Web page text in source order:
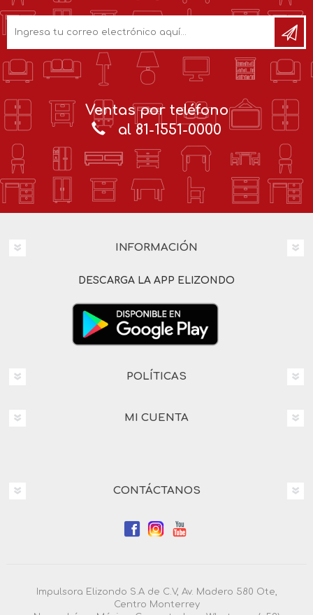
Ventas por teléfono
al 81-1551-0000
INFORMACIÓN
DESCARGA LA APP ELIZONDO
POLÍTICAS
MI CUENTA
CONTÁCTANOS
Impulsora Elizondo S.A de C.V, Av. Madero 580 Ote,
Centro Monterrey